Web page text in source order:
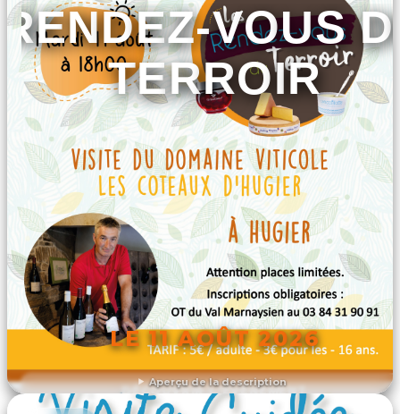
Aperçu de la description
RENDEZ-VOUS
TERROIR
LE 11 AOÛT 2026
DÉCOUVRIR L'ÉVÉNEMENT